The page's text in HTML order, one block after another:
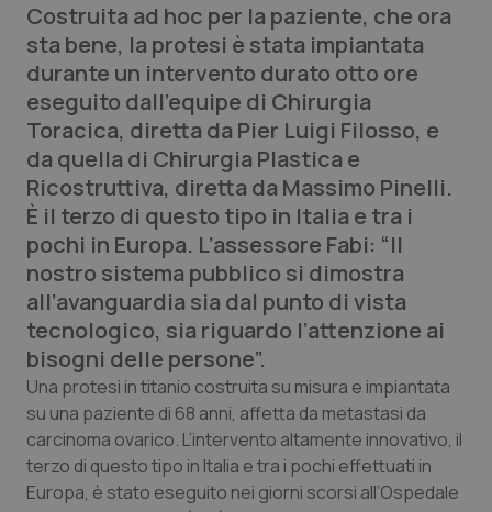
QS Pro
Professionisti Sanitari.AI
Abruzzo
Basilicata
Calabria
Campania
Emilia-Romagna
Friuli Venezia Giulia
QS Pro Gold
Artrite & artrosi
Asma & BPCO
Car-T
Colesterolo & coronaropatie
Dermatite Atopica
QS Club Newsletter
Costruita ad hoc per la paziente, che ora
sta bene, la protesi è stata impiantata
durante un intervento durato otto ore
eseguito dall’equipe di Chirurgia
Toracica, diretta da Pier Luigi Filosso, e
da quella di Chirurgia Plastica e
Ricostruttiva, diretta da Massimo Pinelli.
È il terzo di questo tipo in Italia e tra i
pochi in Europa. L’assessore Fabi: “Il
nostro sistema pubblico si dimostra
all’avanguardia sia dal punto di vista
tecnologico, sia riguardo l’attenzione ai
bisogni delle persone”.
Una protesi in titanio costruita su misura e impiantata
su una paziente di 68 anni, affetta da metastasi da
carcinoma ovarico. L’intervento altamente innovativo, il
terzo di questo tipo in Italia e tra i pochi effettuati in
Europa, è stato eseguito nei giorni scorsi all’Ospedale